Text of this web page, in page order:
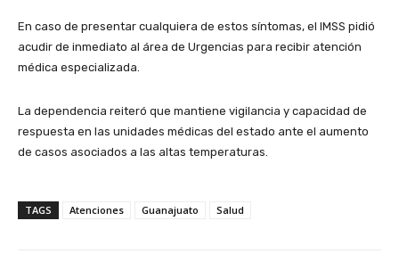
En caso de presentar cualquiera de estos síntomas, el IMSS pidió
acudir de inmediato al área de Urgencias para recibir atención
médica especializada.
La dependencia reiteró que mantiene vigilancia y capacidad de
respuesta en las unidades médicas del estado ante el aumento
de casos asociados a las altas temperaturas.
TAGS Atenciones Guanajuato Salud